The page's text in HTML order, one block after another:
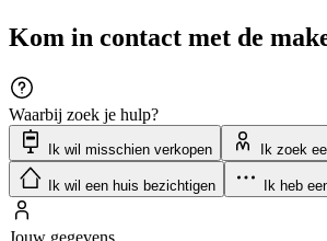
Kom in contact met de
Waarbij zoek je hulp?
Ik wil misschien verkopen Ik zoek
Ik wil een huis bezichtigen Ik heb
Jouw gegevens